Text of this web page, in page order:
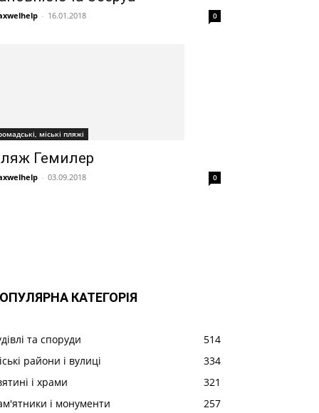
- 16.01.2018 0
міські пляжі
Гемилер
- 03.09.2018 0
КАТЕГОРІЯ
та споруди
514
райони і вулиці
334
і храми
321
і монументи
257